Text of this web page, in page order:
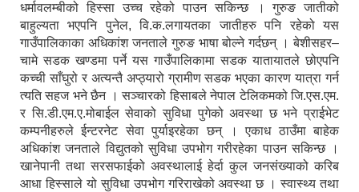
धर्मावलम्बीको हिस्सा उच्च रहेको पाउन सकिन्छ । गुरुङ जातीको
बाहुल्यता भएपनि पुनेल, वि.क.लगायतका जातीहरु पनि रहेको यस
गाउँपालिकाका अधिकांश जनताले गुरुङ भाषा बोल्ने गर्दछन् । बेशीसहर–
चामे सडक खण्डमा पर्ने यस गाउँपालिकामा सडक यातायातले छोएपनि
कच्ची साँघुरो र अत्यन्तै अप्ठ्यारो ग्रामीण सडक भएका कारण यात्रा गर्न
त्यति सहज भने छैन । सञ्चारको हिसाबले नेपाल टेलिकमको जि.एस.एम.
र सि.डी.एम.ए.मोबाईल सेवाको सुविधा पुगेको अवस्था छ भने प्राईभेट
कम्पनीहरुले ईन्टरनेट सेवा पुर्याइरहेका छन् । एकाध ठाउँमा बाहेक
अधिकांश जनताले विद्युतको सुविधा उपभोग गरीरहेका पाउन सकिन्छ ।
खानेपानी तथा सरसफाईको अवस्थालाई हेर्दा कुल जनसंख्याको करिब
आधा हिस्साले यो सुविधा उपभोग गरिराखेको अवस्था छ । स्वास्थ्य तथा